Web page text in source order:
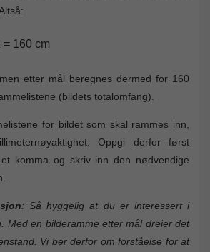
= 160 cm
etter mål beregnes dermed for 160
(bildets totalomfang).
for bildet som skal rammes inn,
Oppgi derfor først
komma og skriv inn den nødvendige
: Så hyggelig at du er interessert i
Med en bilderamme etter mål dreier det
Vi ber derfor om forståelse for at